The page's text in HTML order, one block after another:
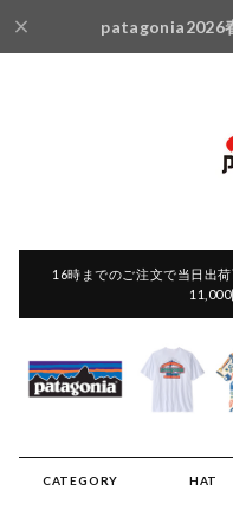
patagonia2026
16時までのご注文で当日出
CATEGORY HAT